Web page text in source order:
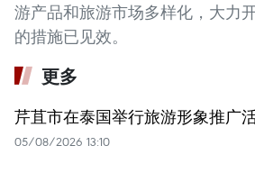
游产品和旅游市场多样化，大力
的措施已见效。
更多
芹苴市在泰国举行旅游形象推广
05/08/2026 13:10